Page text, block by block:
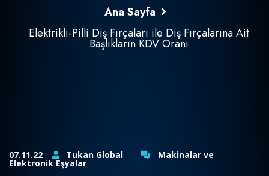
Ana Sayfa
Elektrikli-Pilli Diş Fırçaları ile Diş Fırçalarına Ait
Başlıkların KDV Oranı
07.11.22 Tukan Global Makinalar ve
Elektronik Eşyalar